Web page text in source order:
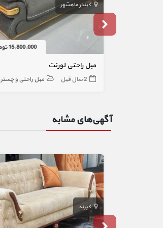
بندر ماهشهر
15,800,000 تومان
مبل راحتی لورنت
2 سال قبل مبل راحتی و چستر
آگهی‌های مشابه
پرند